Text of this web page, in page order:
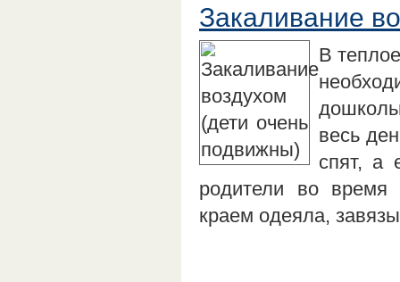
Закаливание
В
весь
спят, а
родители во время
краем одеяла,